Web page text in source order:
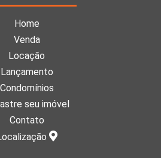
Home
Venda
Locação
Lançamento
Condomínios
seu imóvel
Contato